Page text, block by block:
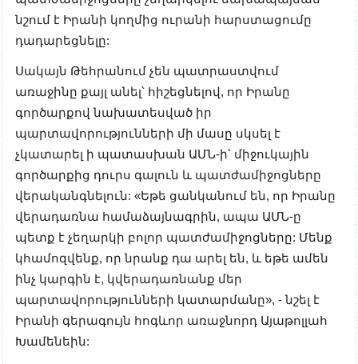
նշում է Իրանի կողմից ուրանի հարստացումը
դադարեցնելը:
Սակայն Թեհրանում չեն պատրաստվում
առաջինը քայլ անել՝ հիշեցնելով, որ Իրանը
գործարքով նախատեսված իր
պարտավորությունների մի մասը սկսել է
չկատարել ի պատասխան ԱՄՆ-ի՝ միջուկային
գործարքից դուրս գալուն և պատժամիջոցները
վերականգնելուն: «Եթե ցանկանում են, որ Իրանը
վերադառնա համաձայնագրին, ապա ԱՄՆ-ը
պետք է չեղարկի բոլոր պատժամիջոցները: Մենք
կհամոզվենք, որ նրանք դա արել են, և եթե ամեն
ինչ կարգին է, կվերադառնանք մեր
պարտավորությունների կատարմանը», - նշել է
Իրանի գերագույն հոգևոր առաջնորդ Այաթոլլահ
Խամենեին: